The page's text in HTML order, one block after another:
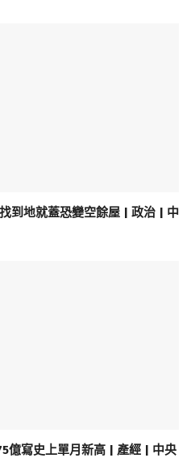
到地就蓋恐變空餘屋 | 政治 | 中
億寫史上單月新高 | 產經 | 中央